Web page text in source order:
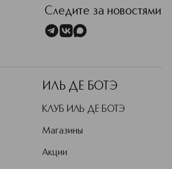
Следите за новостями
ИЛЬ ДЕ БОТЭ
КЛУБ ИЛЬ ДЕ БОТЭ
Магазины
Акции